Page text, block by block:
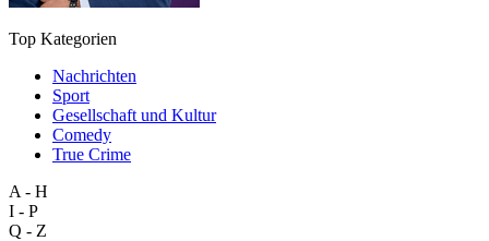
Top Kategorien
Nachrichten
Sport
Gesellschaft und Kultur
Comedy
True Crime
A - H
I - P
Q - Z